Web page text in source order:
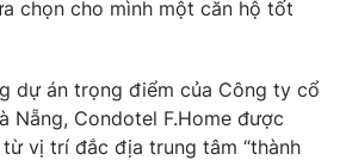
355 931 - 024.38 355 932
7300.7108
chọn cho mình một căn hộ tốt
dự án trọng điểm của Công ty cổ
Nẵng, Condotel F.Home được
vị trí đắc địa trung tâm “thành